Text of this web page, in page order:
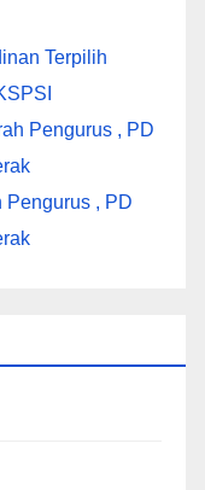
Terpilih
Pengurus , PD
Pengurus , PD